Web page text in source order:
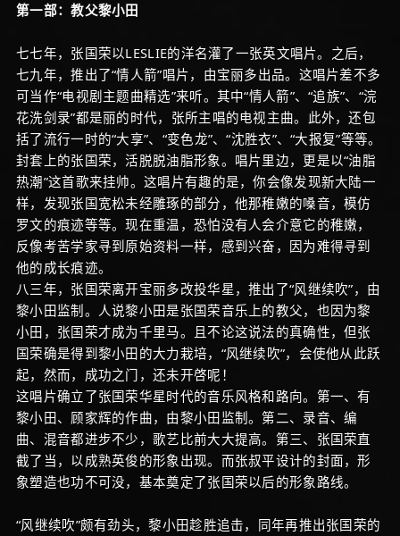
第一部：教父黎小田
七七年，张国荣以LESLIE的洋名灌了一张英文唱片。之后，
七九年，推出了“情人箭”唱片，由宝丽多出品。这唱片差不多
可当作“电视剧主题曲精选”来听。其中“情人箭”、“追族”、“浣
花洗剑录”都是丽的时代，张所主唱的电视主曲。此外，还包
括了流行一时的“大享”、“变色龙”、“沈胜衣”、“大报复”等等。
封套上的张国荣，活脱脱油脂形象。唱片里边，更是以“油脂
热潮”这首歌来挂帅。这唱片有趣的是，你会像发现新大陆一
样，发现张国宽松未经雕琢的部分，他那稚嫩的嗓音，模仿
罗文的痕迹等等。现在重温，恐怕没有人会介意它的稚嫩，
反像考苦学家寻到原始资料一样，感到兴奋，因为难得寻到
他的成长痕迹。
八三年，张国荣离开宝丽多改投华星，推出了“风继续吹”，由
黎小田监制。人说黎小田是张国荣音乐上的教父，也因为黎
小田，张国荣才成为千里马。且不论这说法的真确性，但张
国荣确是得到黎小田的大力栽培，“风继续吹”，会使他从此跃
起，然而，成功之门，还未开啓呢！
这唱片确立了张国荣华星时代的音乐风格和路向。第一、有
黎小田、顾家辉的作曲，由黎小田监制。第二、录音、编
曲、混音都进步不少，歌艺比前大大提高。第三、张国荣直
截了当，以成熟英俊的形象出现。而张叔平设计的封面，形
象塑造也功不可没，基本奠定了张国荣以后的形象路线。
“风继续吹”颇有劲头，黎小田趁胜追击，同年再推出张国荣的